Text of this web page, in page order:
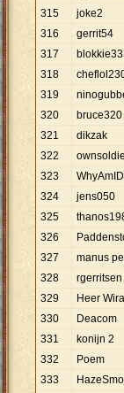
315
joke2
316
gerrit54
317
318
319
320
bruce320
321
dikzak
322
323
324
jens050
325
326
327
manus
328
rgerritsen
329
Heer
330
Deacom
331
konijn 2
332
Poem
333